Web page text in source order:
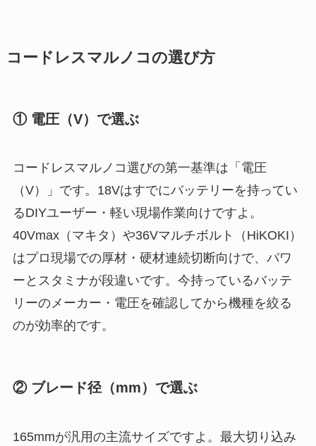
コードレスマルノコの選び方
① 電圧（V）で選ぶ
コードレスマルノコ選びの第一基準は「電圧
（V）」です。18Vはすでにバッテリーを持ってい
るDIYユーザー・軽い現場作業向けですよ。
40Vmax（マキタ）や36Vマルチボルト（HiKOKI）
はプロ現場での厚材・硬材連続切断向けで、パワ
ーとスタミナが段違いです。今持っているバッテ
リーのメーカー・電圧を確認してから機種を絞る
のが効率的です。
② ブレード径（mm）で選ぶ
165mmが汎用の主流サイズですよ。最大切り込み